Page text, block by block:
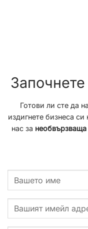
Готови ли сте да
издигнете бизнеса
нас за необвързваща